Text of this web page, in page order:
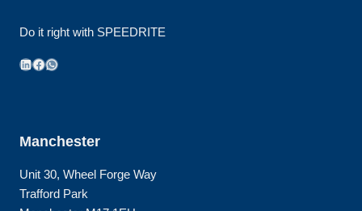
Do it right with SPEEDRITE
LinkedIn
Facebook
WhatsApp
Manchester
Unit 30, Wheel Forge Way
Trafford Park